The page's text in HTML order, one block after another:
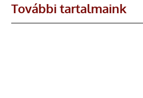
További tartalmaink